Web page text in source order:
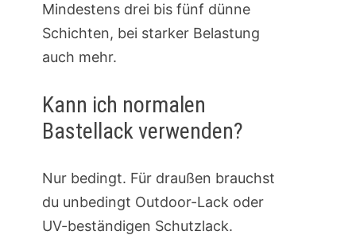
Mindestens drei bis fünf dünne
Schichten, bei starker Belastung
auch mehr.
Kann ich normalen
Bastellack verwenden?
Nur bedingt. Für draußen brauchst
du unbedingt Outdoor-Lack oder
UV-beständigen Schutzlack.